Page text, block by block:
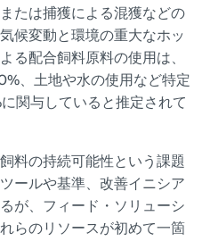
たは捕獲による混獲などの
候変動と環境の重大なホッ
る配合飼料原料の使用は、
、土地や水の使用など特定
関与していると推定されて
料の持続可能性という課題
ールや基準、改善イニシア
が、フィード・ソリューシ
らのリソースが初めて一箇